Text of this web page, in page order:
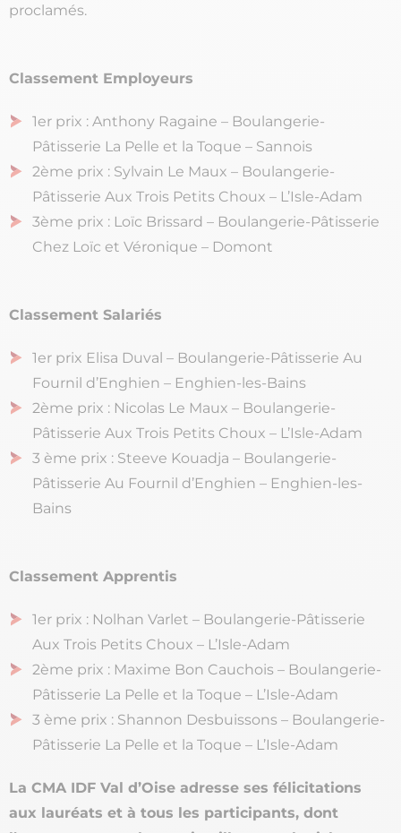
proclamés.
Classement Employeurs
1er prix : Anthony Ragaine – Boulangerie-
Pâtisserie La Pelle et la Toque – Sannois
2ème prix : Sylvain Le Maux – Boulangerie-
Pâtisserie Aux Trois Petits Choux – L’Isle-Adam
3ème prix : Loïc Brissard – Boulangerie-Pâtisserie
Chez Loïc et Véronique – Domont
Classement Salariés
1er prix Elisa Duval – Boulangerie-Pâtisserie Au
Fournil d’Enghien – Enghien-les-Bains
2ème prix : Nicolas Le Maux – Boulangerie-
Pâtisserie Aux Trois Petits Choux – L’Isle-Adam
3 ème prix : Steeve Kouadja – Boulangerie-
Pâtisserie Au Fournil d’Enghien – Enghien-les-
Bains
Classement Apprentis
1er prix : Nolhan Varlet – Boulangerie-Pâtisserie
Aux Trois Petits Choux – L’Isle-Adam
2ème prix : Maxime Bon Cauchois – Boulangerie-
Pâtisserie La Pelle et la Toque – L’Isle-Adam
3 ème prix : Shannon Desbuissons – Boulangerie-
Pâtisserie La Pelle et la Toque – L’Isle-Adam
La CMA IDF Val d’Oise adresse ses félicitations
aux lauréats et à tous les participants, dont